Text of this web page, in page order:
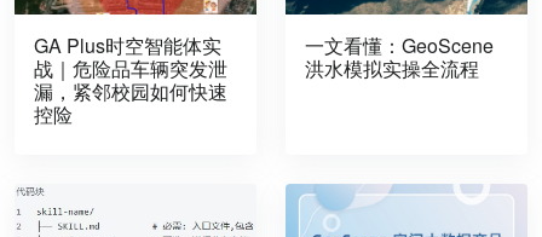
GA Plus时空智能体实
战｜危险品车辆突发泄
漏，紧邻校园如何快速
控险
一文看懂：GeoScene
洪水模拟实操全流程